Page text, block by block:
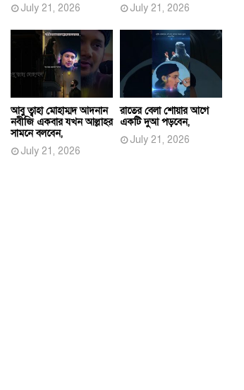
July 21, 2026 July 21, 2026
আবু ত্বাহা মোহাম্মদ আদনান
নবীজি একবার যখন আল্লাহর
সামনে বলবেন,
July 21, 2026
রাতের বেলা শোয়ার আগে
একটি দুআ পড়বেন,
July 21, 2026